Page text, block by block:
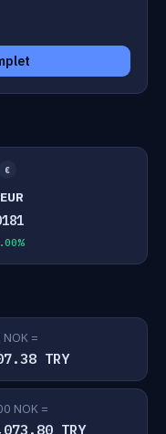
€
=
TRY
NOK =
TRY